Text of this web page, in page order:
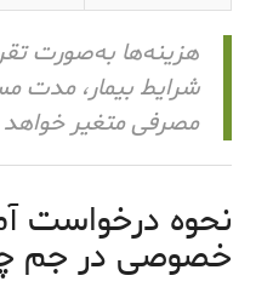
هزینه‌ها به‌صورت
شرایط بیمار، مدت
مصرفی متغیر خواهد
نحوه درخواست
خصوصی در جم